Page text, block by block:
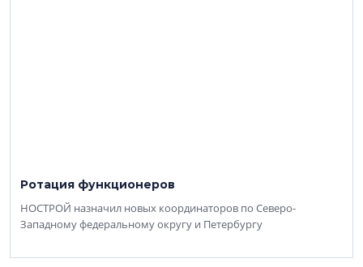
Ротация функционеров
НОСТРОЙ назначил новых координаторов по Северо-
Западному федеральному округу и Петербургу